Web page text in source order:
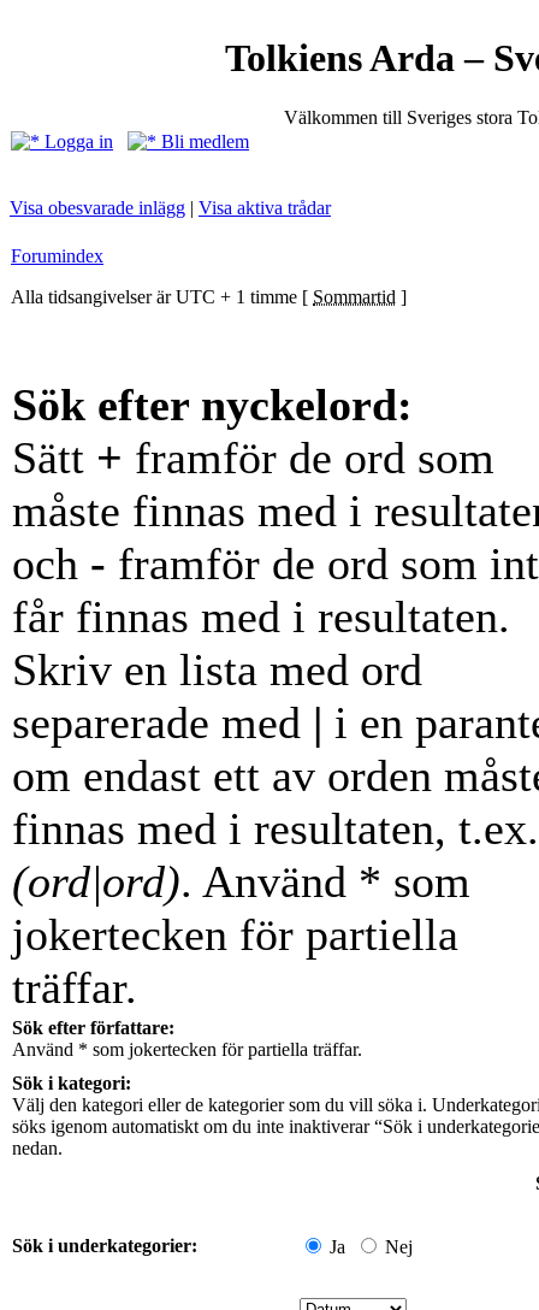
Tolkiens Arda –
Välkommen till Sveriges stora
Logga in
Bli medlem
Visa obesvarade inlägg | Visa aktiva trådar
Forumindex
Alla tidsangivelser är UTC + 1 timme [ Sommartid ]
Sök efter nyckelord:
Sätt + framför de ord som
måste finnas med i
och - framför de ord som
får finnas med i resultaten.
Skriv en lista med ord
separerade med | i en
om endast ett av orden
finnas med i resultaten, t.ex.
(ord|ord). Använd * som
jokertecken för partiella
träffar.
Sök efter författare:
Använd * som jokertecken för partiella träffar.
Sök i kategori:
Välj den kategori eller de kategorier som du vill söka i.
söks igenom automatiskt om du inte inaktiverar “Sök i
nedan.
Sök i underkategorier: Ja Nej